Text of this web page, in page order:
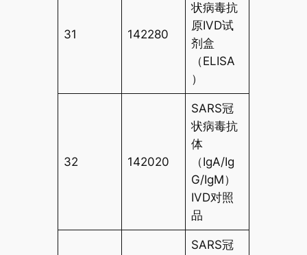
31 142280
状病毒抗
原IVD试
剂盒
（ELISA
）
32 142020
SARS冠
状病毒抗
体
（IgA/Ig
G/IgM）
IVD对照
品
SARS冠